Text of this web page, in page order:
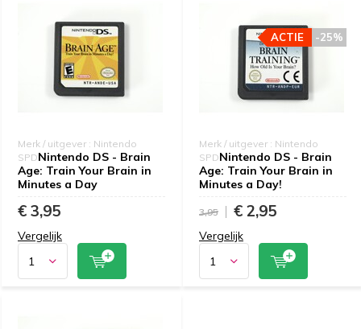
Merk / uitgever : Nintendo
SPDNintendo DS - Brain
Age: Train Your Brain in
Minutes a Day
€ 3,95
Vergelijk
Merk / uitgever : Nintendo
SPDNintendo DS - Brain
Age: Train Your Brain in
Minutes a Day!
-25%
ACTIE
3,95 € 2,95
Vergelijk